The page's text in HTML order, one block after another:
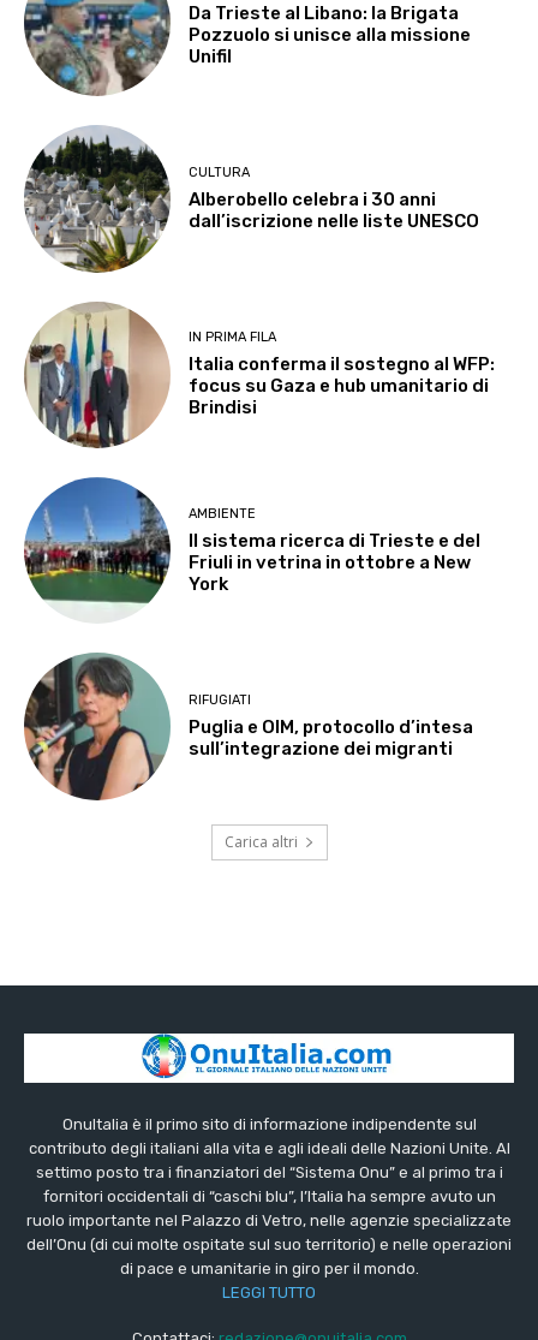
Da Trieste al Libano: la Brigata
Pozzuolo si unisce alla missione
Unifil
CULTURA
Alberobello celebra i 30 anni
dall’iscrizione nelle liste UNESCO
IN PRIMA FILA
Italia conferma il sostegno al WFP:
focus su Gaza e hub umanitario di
Brindisi
AMBIENTE
Il sistema ricerca di Trieste e del
Friuli in vetrina in ottobre a New
York
RIFUGIATI
Puglia e OIM, protocollo d’intesa
sull’integrazione dei migranti
Carica altri
OnuItalia è il primo sito di informazione indipendente sul
contributo degli italiani alla vita e agli ideali delle Nazioni Unite. Al
settimo posto tra i finanziatori del “Sistema Onu” e al primo tra i
fornitori occidentali di “caschi blu”, l’Italia ha sempre avuto un
ruolo importante nel Palazzo di Vetro, nelle agenzie specializzate
dell’Onu (di cui molte ospitate sul suo territorio) e nelle operazioni
di pace e umanitarie in giro per il mondo.
LEGGI TUTTO